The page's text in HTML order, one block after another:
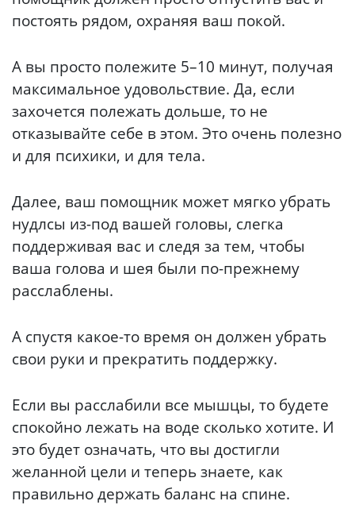
постоять рядом, охраняя ваш покой.
А вы просто полежите 5–10 минут, получая
максимальное удовольствие. Да, если
захочется полежать дольше, то не
отказывайте себе в этом. Это очень полезно
и для психики, и для тела.
Далее, ваш помощник может мягко убрать
нудлсы из-под вашей головы, слегка
поддерживая вас и следя за тем, чтобы
ваша голова и шея были по-прежнему
расслаблены.
А спустя какое-то время он должен убрать
свои руки и прекратить поддержку.
Если вы расслабили все мышцы, то будете
спокойно лежать на воде сколько хотите. И
это будет означать, что вы достигли
желанной цели и теперь знаете, как
правильно держать баланс на спине.